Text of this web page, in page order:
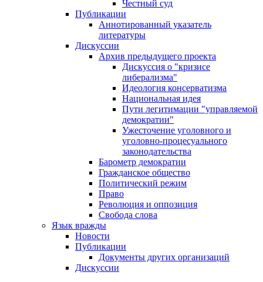
Честный суд
Публикации
Аннотированный указатель
литературы
Дискуссии
Архив предыдущего проекта
Дискуссия о "кризисе
либерализма"
Идеология консерватизма
Национальная идея
Пути легитимации "управляемой
демократии"
Ужесточение уголовного и
уголовно-процесуального
законодательства
Барометр демократии
Гражданское общество
Политический режим
Право
Революция и оппозиция
Свобода слова
Язык вражды
Новости
Публикации
Документы других организаций
Дискуссии